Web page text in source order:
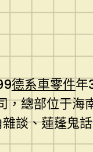
德系車零件年
總部位于海
談、蓮蓬鬼